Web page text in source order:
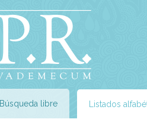
Búsqueda libre Listados